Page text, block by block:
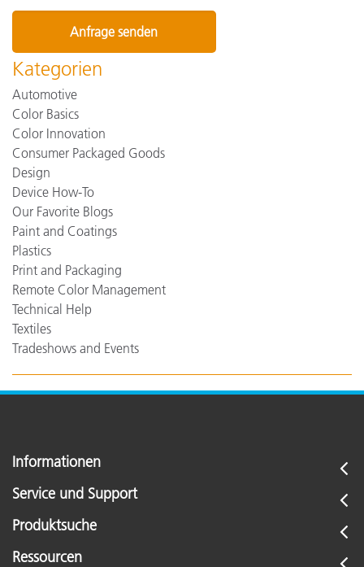
Kategorien
Automotive
Color Basics
Color Innovation
Consumer Packaged Goods
Design
Device How-To
Our Favorite Blogs
Paint and Coatings
Plastics
Print and Packaging
Remote Color Management
Technical Help
Textiles
Tradeshows and Events
Informationen
Service und Support
Produktsuche
Ressourcen